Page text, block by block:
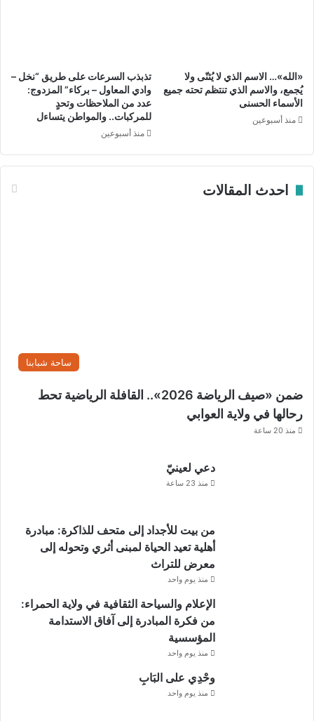
ق
ا
ف
«الله»… الاسم الذي لا يُثنّى ولا
يُجمع، والاسم الذي تنتظم تحته جميع
الأسماء الحسنى
منذ أسبوعين
تذبذب السرعات على طريق “نخل –
وادي المعاول – بركاء” المزدوج:
عدد من الملاحظات وتحدٍ
للمركبات.. والمواطن يتساءل
منذ أسبوعين
احدث المقالات
ساحة شبابنا
ضمن «صيف الرياضة 2026».. القافلة الرياضية تحط
رحالها في ولاية العوابي
منذ 20 ساعة
دعي لعينيّ
منذ 23 ساعة
من بيت للأجداد إلى متحف للذاكرة: مبادرة
أهلية تعيد الحياة لمبنى أثري وتحوله إلى
معرض للتراث
منذ يوم واحد
الإعلام والسياحة الثقافية في ولاية الحمراء:
من فكرة المبادرة إلى آفاق الاستدامة
المؤسسية
منذ يوم واحد
وحْدِي على البَابِ
منذ يوم واحد